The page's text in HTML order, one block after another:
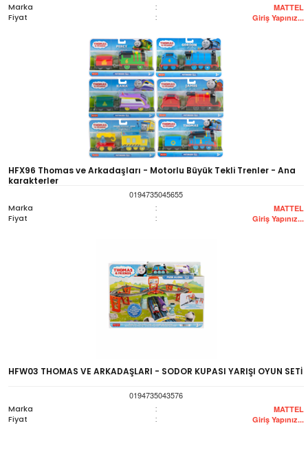
Marka
: MATTEL
Fiyat : Giriş Yapınız...
HFX96 Thomas ve Arkadaşları - Motorlu Büyük Tekli Trenler - Ana
karakterler
0194735045655
Marka
: MATTEL
Fiyat : Giriş Yapınız...
HFW03 THOMAS VE ARKADAŞLARI - SODOR KUPASI YARIŞI OYUN SETİ
0194735043576
Marka
: MATTEL
Fiyat : Giriş Yapınız...